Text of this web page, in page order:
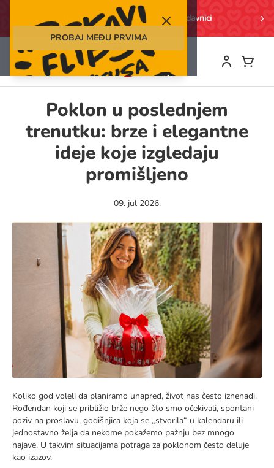
Naručite online i preuzmite u prodavnici
Skip
to
Poklon u poslednjem
trenutku: brze i elegantne
ideje koje izgledaju
promišljeno
09. jul 2026.
Koliko god voleli da planiramo unapred, život nas često iznenadi.
Rođendan koji se približio brže nego što smo očekivali, spontani
poziv na proslavu, godišnjica koja se „stvorila“ u kalendaru ili
jednostavno želja da nekome pokažemo pažnju bez mnogo
najave. U takvim situacijama potraga za poklonom često deluje
kao izazov.
PROBAJ MEĐU PRVIMA